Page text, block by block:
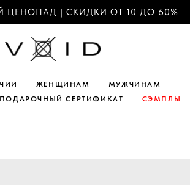
ЦЕНОПАД | СКИДКИ ОТ 10 ДО 60%
ЖЕНЩИНАМ
МУЖЧИНАМ
ПОДАРОЧНЫЙ СЕРТИФИКАТ СЭМПЛЫ